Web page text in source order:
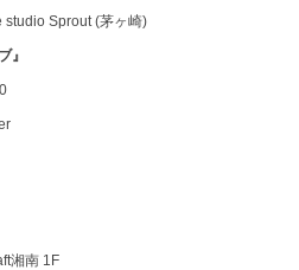
studio Sprout (茅ヶ崎)
』
湘南 1F